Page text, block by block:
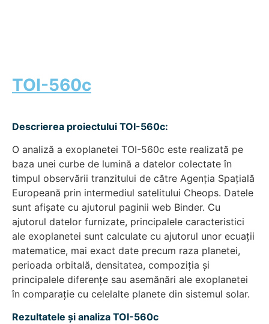
TOI-560c
Descrierea proiectului TOI-560c:
O analiză a exoplanetei TOI-560c este realizată pe
baza unei curbe de lumină a datelor colectate în
timpul observării tranzitului de către Agenția Spațială
Europeană prin intermediul satelitului Cheops. Datele
sunt afișate cu ajutorul paginii web Binder. Cu
ajutorul datelor furnizate, principalele caracteristici
ale exoplanetei sunt calculate cu ajutorul unor ecuații
matematice, mai exact date precum raza planetei,
perioada orbitală, densitatea, compoziția și
principalele diferențe sau asemănări ale exoplanetei
în comparație cu celelalte planete din sistemul solar.
Rezultatele și analiza TOI-560c